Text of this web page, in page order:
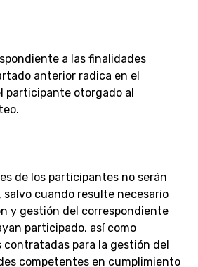
a las finalidades
anterior radica en el
participante otorgado al
de los participantes no serán
salvo cuando resulte necesario
y gestión del correspondiente
participado, así como
para la gestión del
competentes en cumplimiento